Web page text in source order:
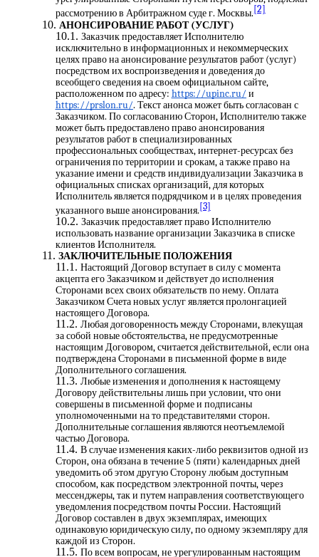
рассмотрению в Арбитражном суде г. Москвы.[2]
АНОНСИРОВАНИЕ РАБОТ (УСЛУГ)
Заказчик предоставляет Исполнителю
исключительно в информационных и некоммерческих
целях право на анонсирование результатов работ (услуг)
посредством их воспроизведения и доведения до
всеобщего сведения на своем официальном сайте,
расположенном по адресу: https://upinc.ru/ и
https://prslon.ru/. Текст анонса может быть согласован с
Заказчиком. По согласованию Сторон, Исполнителю также
может быть предоставлено право анонсирования
результатов работ в специализированных
профессиональных сообществах, интернет-ресурсах без
ограничения по территории и срокам, а также право на
указание имени и средств индивидуализации Заказчика в
официальных списках организаций, для которых
Исполнитель является подрядчиком и в целях проведения
указанного выше анонсирования.[3]
Заказчик предоставляет право Исполнителю
использовать название организации Заказчика в списке
клиентов Исполнителя.
ЗАКЛЮЧИТЕЛЬНЫЕ ПОЛОЖЕНИЯ
Настоящий Договор вступает в силу с момента
акцепта его Заказчиком и действует до исполнения
Сторонами всех своих обязательств по нему. Оплата
Заказчиком Счета новых услуг является пролонгацией
настоящего Договора.
Любая договоренность между Сторонами, влекущая
за собой новые обстоятельства, не предусмотренные
настоящим Договором, считается действительной, если она
подтверждена Сторонами в письменной форме в виде
Дополнительного соглашения.
Любые изменения и дополнения к настоящему
Договору действительны лишь при условии, что они
совершены в письменной форме и подписаны
уполномоченными на то представителями сторон.
Дополнительные соглашения являются неотъемлемой
частью Договора.
В случае изменения каких-либо реквизитов одной из
Сторон, она обязана в течение 5 (пяти) календарных дней
уведомить об этом другую Сторону любым доступным
способом, как посредством электронной почты, через
мессенджеры, так и путем направления соответствующего
уведомления посредством почты России. Настоящий
Договор составлен в двух экземплярах, имеющих
одинаковую юридическую силу, по одному экземпляру для
каждой из Сторон.
По всем вопросам, не урегулированным настоящим